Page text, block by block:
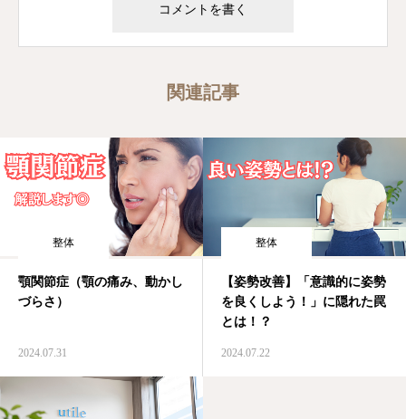
関連記事
整体
顎関節症（顎の痛み、動かし
づらさ）
2024.07.31
整体
【姿勢改善】「意識的に姿勢
を良くしよう！」に隠れた罠
とは！？
2024.07.22